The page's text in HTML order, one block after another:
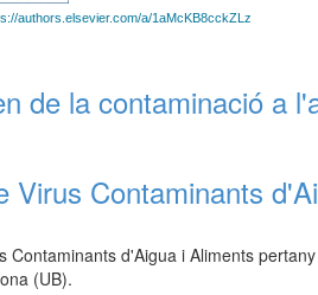
authors.elsevier.com/a/1aMcKB8cckZLz
de la contaminació a
Virus Contaminants
Contaminants d'Aigua i Aliments
(UB).